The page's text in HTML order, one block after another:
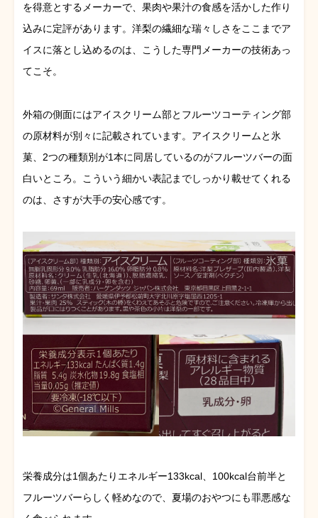
を得意とするメーカーで、果肉や果汁の食感を活かした作り
込みに定評があります。洋梨の繊細な瑞々しさをここまでア
イスに落とし込めるのは、こうした専門メーカーの技術あっ
てこそ。
外箱の側面にはアイスクリーム部とフルーツコーティング部
の原材料が別々に記載されています。アイスクリームと氷
菓、2つの種類別が1本に同居しているのがフルーツバーの面
白いところ。こういう細かい表記までしっかり載せてくれる
のは、さすが大手の安心感です。
栄養成分は1個あたりエネルギー133kcal、100kcal台前半と
フルーツバーらしく軽めなので、夏場のおやつにも罪悪感な